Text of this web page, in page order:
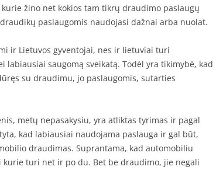
žino net kokios tam tikrų draudimo paslaugų
paslaugomis naudojasi dažnai arba nuolat.
ir Lietuvos gyventojai, nes ir lietuviai turi
saugomą sveikatą. Todėl yra tikimybė, kad
su draudimu, jo paslaugomis, sutarties
metų nepasakysiu, yra atliktas tyrimas ir pagal
kad labiausiai naudojama paslauga ir gal būt,
draudimas. Suprantama, kad automobiliu
kurie turi net ir po du. Bet be draudimo, jie negali